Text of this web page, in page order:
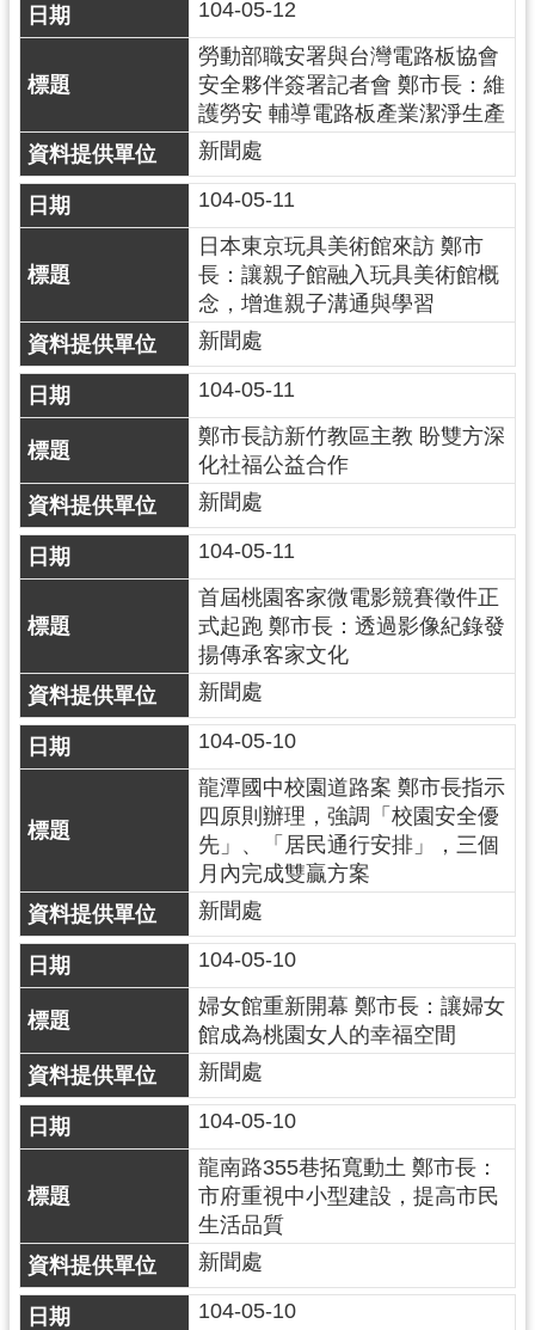
網
站
安
全
政
策
政
網
資
料
開
放
宣
告
104-05-12
勞動部職安署與台灣電路板協會
安全夥伴簽署記者會 鄭市長：維
護勞安 輔導電路板產業潔淨生產
新聞處
104-05-11
日本東京玩具美術館來訪 鄭市
長：讓親子館融入玩具美術館概
念，增進親子溝通與學習
新聞處
104-05-11
鄭市長訪新竹教區主教 盼雙方深
化社福公益合作
新聞處
104-05-11
首屆桃園客家微電影競賽徵件正
式起跑 鄭市長：透過影像紀錄發
揚傳承客家文化
新聞處
104-05-10
龍潭國中校園道路案 鄭市長指示
四原則辦理，強調「校園安全優
先」、「居民通行安排」，三個
月內完成雙贏方案
新聞處
104-05-10
婦女館重新開幕 鄭市長：讓婦女
館成為桃園女人的幸福空間
新聞處
104-05-10
龍南路355巷拓寬動土 鄭市長：
市府重視中小型建設，提高市民
生活品質
新聞處
104-05-10